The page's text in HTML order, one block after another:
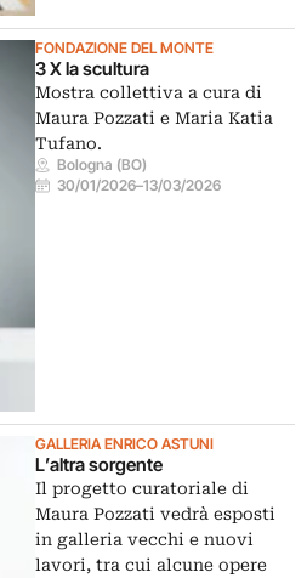
FONDAZIONE DEL MONTE
3 X la scultura
Mostra collettiva a cura di
Maura Pozzati e Maria Katia
Tufano.
Bologna (BO)
30/01/2026–13/03/2026
GALLERIA ENRICO ASTUNI
L’altra sorgente
Il progetto curatoriale di
Maura Pozzati vedrà esposti
in galleria vecchi e nuovi
lavori, tra cui alcune opere